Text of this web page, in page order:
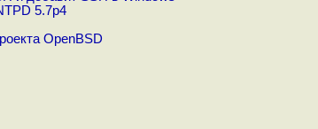
5.7p4
OpenBSD